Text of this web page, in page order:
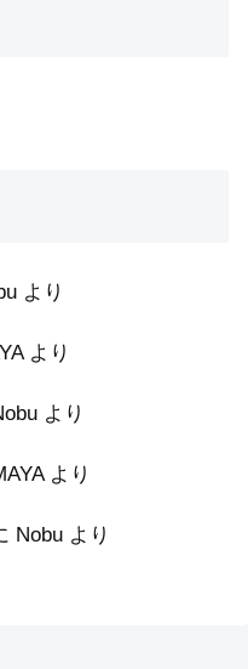
より
より
より
より
Nobu より